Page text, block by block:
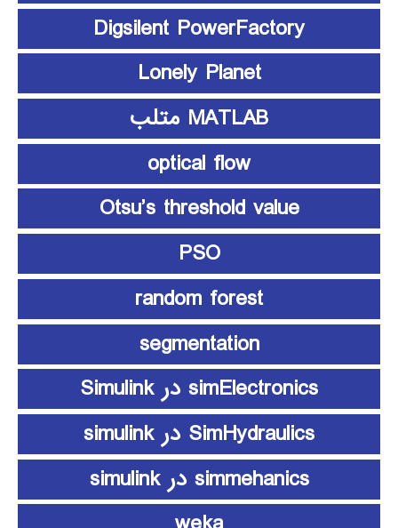
Digsilent PowerFactory
Lonely Planet
MATLAB متلب
optical flow
Otsu’s threshold value
PSO
random forest
segmentation
simElectronics در Simulink
SimHydraulics در simulink
simmehanics در simulink